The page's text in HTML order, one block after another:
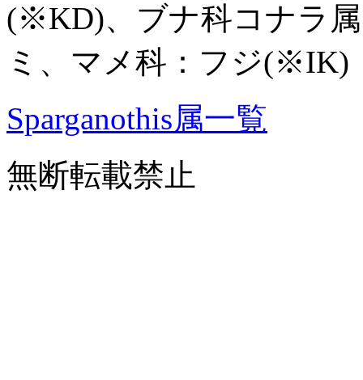
(※KD)、ブナ科コナラ
ミ、マメ科：フジ(※IK)
Sparganothis属一覧
無断転載禁止